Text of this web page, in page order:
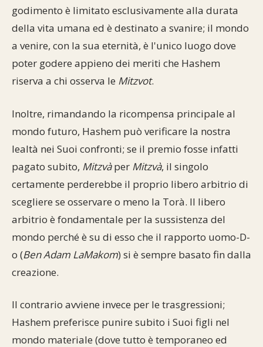
godimento è limitato esclusivamente alla durata
della vita umana ed è destinato a svanire; il mondo
a venire, con la sua eternità, è l'unico luogo dove
poter godere appieno dei meriti che Hashem
riserva a chi osserva le Mitzvot.
Inoltre, rimandando la ricompensa principale al
mondo futuro, Hashem può verificare la nostra
lealtà nei Suoi confronti; se il premio fosse infatti
pagato subito, Mitzvàper Mitzvà, il singolo
certamente perderebbe il proprio libero arbitrio di
scegliere se osservare o meno la Torà. Il libero
arbitrio è fondamentale per la sussistenza del
mondo perché è su di esso che il rapporto uomo-D-
o (Ben Adam LaMakom) si è sempre basato fin dalla
creazione.
Il contrario avviene invece per le trasgressioni;
Hashem preferisce punire subito i Suoi figli nel
mondo materiale (dove tutto è temporaneo ed